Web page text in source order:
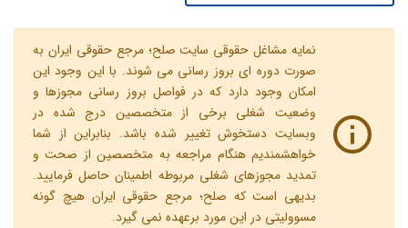
نمایه مشاغل حقوقی سایت صلح؛ مرجع حقوقی ایران به
صورت دوره ای بروز رسانی می شوند. با این وجود این
امکان وجود دارد که در فواصل بروز رسانی مجوزها و
وضعیت شغلی برخی از متخصصین درج شده در
وبسایت دستخوش تغییر شده باشد. بنابراین از شما
خواهشمندیم هنگام مراجعه به متخصصین از صحت و
تمدید مجوزهای شغلی مربوطه اطمینان حاصل فرمایید.
بدیهی است که صلح؛ مرجع حقوقی ایران هیچ گونه
مسوولیتی در این مورد برعهده نمی گیرد.